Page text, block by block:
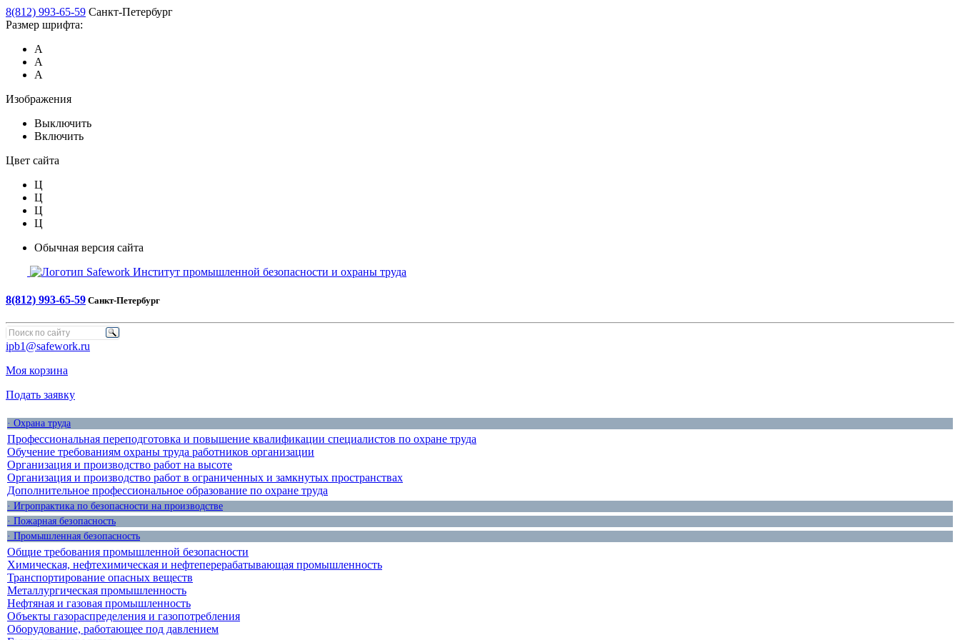
8(812) 993-65-59 Санкт-Петербург
Размер шрифта:
А
А
А
Изображения
Выключить
Включить
Цвет сайта
Ц
Ц
Ц
Ц
Обычная версия сайта
Safework Институт промышленной безопасности и охраны труда
8(812) 993-65-59 Санкт-Петербург
ipb1@safework.ru
Моя корзина
Подать заявку
· Охрана труда
Профессиональная переподготовка и повышение квалификации специалистов по охране труда
Обучение требованиям охраны труда работников организации
Организация и производство работ на высоте
Организация и производство работ в ограниченных и замкнутых пространствах
Дополнительное профессиональное образование по охране труда
· Игропрактика по безопасности на производстве
· Пожарная безопасность
· Промышленная безопасность
Общие требования промышленной безопасности
Химическая, нефтехимическая и нефтеперерабатывающая промышленность
Транспортирование опасных веществ
Металлургическая промышленность
Нефтяная и газовая промышленность
Объекты газораспределения и газопотребления
Оборудование, работающее под давлением